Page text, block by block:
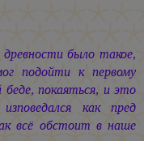
было такое,
подойти к первому
беде, покаяться, и это
как пред
всё обстоит в наше